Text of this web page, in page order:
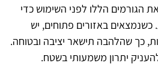
הגורמים הללו לפני השימוש כדי
באזורים פתוחים, יש
כך שהלהבה תישאר יציבה ובטוחה.
יתרון משמעותי בשטח.